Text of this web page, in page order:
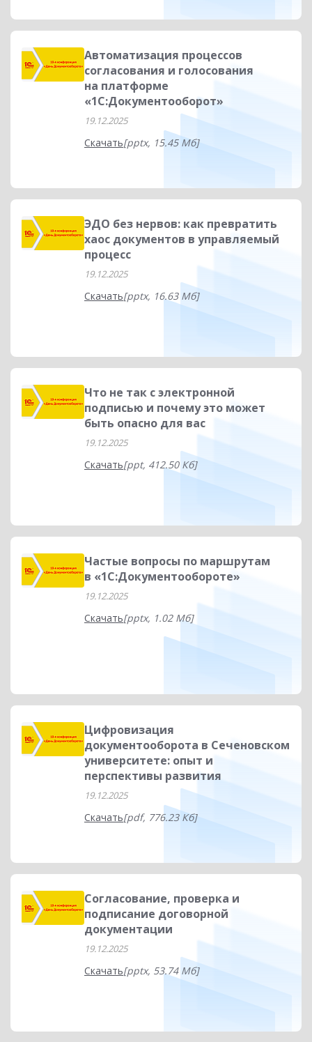
Автоматизация процессов
согласования и голосования
на платформе
«1С:Документооборот»
19.12.2025
Скачать[pptx, 15.45 Мб]
ЭДО без нервов: как превратить
хаос документов в управляемый
процесс
19.12.2025
Скачать[pptx, 16.63 Мб]
Что не так с электронной
подписью и почему это может
быть опасно для вас
19.12.2025
Скачать[ppt, 412.50 Кб]
Частые вопросы по маршрутам
в «1С:Документообороте»
19.12.2025
Скачать[pptx, 1.02 Мб]
Цифровизация
документооборота в Сеченовском
университете: опыт и
перспективы развития
19.12.2025
Скачать[pdf, 776.23 Кб]
Согласование, проверка и
подписание договорной
документации
19.12.2025
Скачать[pptx, 53.74 Мб]